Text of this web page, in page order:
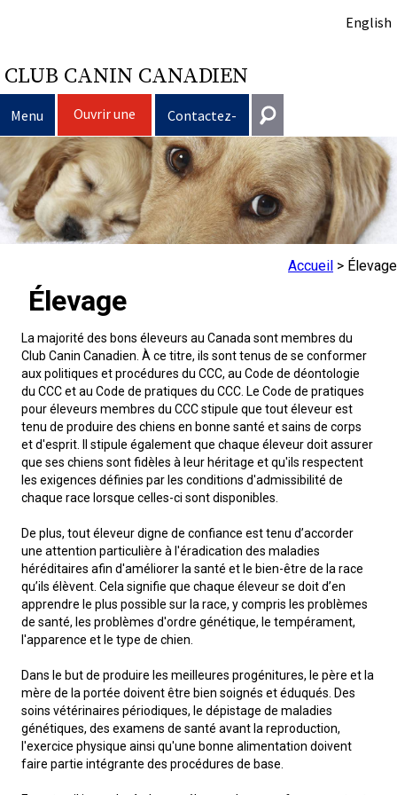
English
CLUB CANIN CANADIEN
Menu Ouvrir une
session
Contactez-
nous
Sélection d’un chien
Puppy List
Le choix d’une race
Tous les chiens
Chiens de berger
Appenzeller sennenhund
Bouvier australien
Kelpie australien
Berger australien
Colley barbu
Beauceron
Lévriers et chiens courants
Lévrier afghan
Azawakh
Basenji
Beagle
Chien de St-Hubert
Chiens de compagnie
Chien esquimau américain (miniature)
Chien esquimau américain (standard)
Terrier de Boston
Bouledogue anglais
Chiens de sport
Barbet
Braque français (Pyrénées)
Braque d'Auvergne
Terriers
Terrier Nu Américain
Terrier américain du Staffordshire
Affenpinscher
Chien esquimau américain (nain)
Chiens de travail
Akita
Trouver un éleveur responsable
Éducation du chien
Programme Bon voisin canin du CCC
Je veux faire tester mon chien
Je veux devenir évaluateur
Ressources pour les évaluateurs et les clubs
Organiser un test CGN
Éducation
Assurance vétérinaire
Nutrition
Santé
Toilettage
Chien égaré
Création d'un club
Ressources pour les clubs
Informations sur l'éducation
Quoi de neuf?
FAQ
Élevage
Standards de race du CCC
Profilage d'ADN
Programme intégré sur la santé des races
Éducation des éleveurs
Soutien à la communauté des éleveurs
Stratégies en matière de santé des races
Programme de certification des éleveurs du CCC
Ressources éducatives
CONDITIONS D’ADMISSIBILITÉ
Groupe 1 - Chiens de sport
Groupe 3 - Chiens-de-travail
Groupe 4 - Terriers
Programme de soutien aux éleveurs de Trupanion
L'importation des chiens
Bureau des commandes
Événements
L’Exposition du championnat national du CCC 2026
Aperçu des événements
Agilité
Concours sur le terrain pour beagles
Programme Bon voisin canin du CCC
Expositions de conformation
Épreuve de chien de trait
Calendrier - événements
CanuckDogs.com
Procédure pour enregistrer un chien au CCC
Top Dogs
Top Dogs 2025
Assemblée générale annuelle du CCC
Formulaires
Le courrier canin
Adhésion au CCC
Sociétés affiliées
Royal Canin
Days Inn
Dodge
Adhésion au CCC
Entrer en contact
Général
information@ckc.ca
Sans frais 1-855-364-7252
5397 Eglinton Avenue W.
Bureau 101
Etobicoke (Ontario)
M9C 5K6
lundi à vendredi
9 h à 17 h
HNE
Adhésion Plus – sans frais
1-855-880-6237
Bureau des commandes
orderdesk@ckc.ca
FAQ
Quand puis-je m'attendre à recevoir une version PDF de mon
J'ai oublié mon mot de passe
Accueil > Élevage
Élevage
La majorité des bons éleveurs au Canada sont membres du
Club Canin Canadien. À ce titre, ils sont tenus de se conformer
aux politiques et procédures du CCC, au Code de déontologie
du CCC et au Code de pratiques du CCC. Le Code de pratiques
pour éleveurs membres du CCC stipule que tout éleveur est
tenu de produire des chiens en bonne santé et sains de corps
et d'esprit. Il stipule également que chaque éleveur doit assurer
que ses chiens sont fidèles à leur héritage et qu'ils respectent
les exigences définies par les conditions d'admissibilité de
chaque race lorsque celles-ci sont disponibles.
De plus, tout éleveur digne de confiance est tenu d’accorder
une attention particulière à l'éradication des maladies
héréditaires afin d'améliorer la santé et le bien-être de la race
qu’ils élèvent. Cela signifie que chaque éleveur se doit d’en
apprendre le plus possible sur la race, y compris les problèmes
de santé, les problèmes d'ordre génétique, le tempérament,
l'apparence et le type de chien.
Dans le but de produire les meilleures progénitures, le père et la
mère de la portée doivent être bien soignés et éduqués. Des
soins vétérinaires périodiques, le dépistage de maladies
génétiques, des examens de santé avant la reproduction,
l'exercice physique ainsi qu'une bonne alimentation doivent
faire partie intégrante des procédures de base.